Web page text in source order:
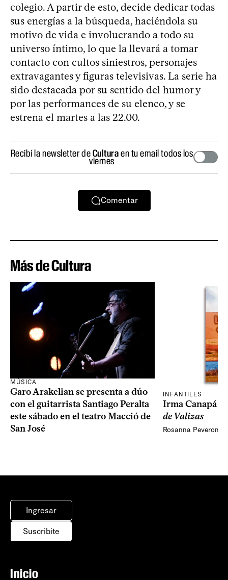
colegio. A partir de esto, decide dedicar todas
sus energías a la búsqueda, haciéndola su
motivo de vida e involucrando a todo su
universo íntimo, lo que la llevará a tomar
contacto con cultos siniestros, personajes
extravagantes y figuras televisivas. La serie ha
sido destacada por su sentido del humor y
por las performances de su elenco, y se
estrena el martes a las 22.00.
Recibí la newsletter deCulturaen tu email todos los
viernes
Comentar
Más de Cultura
MÚSICA
Garo Arakelian se presenta a dúo
con el guitarrista Santiago Peralta
este sábado en el teatro Macció de
San José
INFANTILES
Irma Canapá
de Valizas
Rosanna Peveroni
Ingresar
Suscribite
Inicio